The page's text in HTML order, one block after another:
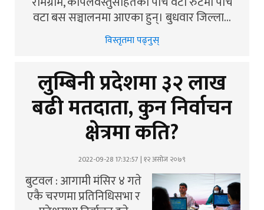
वटा बस सञ्चालनमा आएका हुन्। बुधवार जिल्ला…
विस्तृतमा पढ्नुस्
लुम्बिनी प्रदेशमा ३२ लाख
बढी मतदाता, कुन निर्वाचन
क्षेत्रमा कति?
2022-09-28 17:32:57 | १२ असोज २०७९
बुटवल : आगामी मंसिर ४ गते
एकै चरणमा प्रतिनिधिसभा र